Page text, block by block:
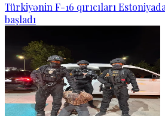
Türkiyənin F-16 qırıcıları
başladı